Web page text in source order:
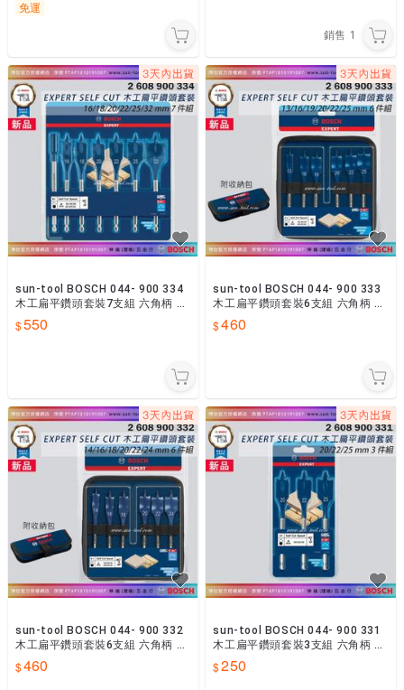
免運
銷售 1
sun-tool BOSCH 044- 900 334
木工扁平鑽頭套裝7支組 六角柄 扁
鑽 木工鑽頭組
550
sun-tool BOSCH 044- 900 333
木工扁平鑽頭套裝6支組 六角柄 扁
鑽 木工鑽頭組
460
sun-tool BOSCH 044- 900 332
木工扁平鑽頭套裝6支組 六角柄 扁
鑽 木工鑽頭組
460
sun-tool BOSCH 044- 900 331
木工扁平鑽頭套裝3支組 六角柄 扁
鑽 木工鑽頭組
250